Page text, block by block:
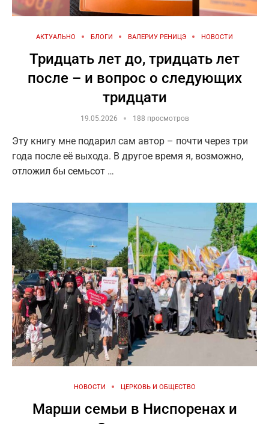
АКТУАЛЬНО БЛОГИ ВАЛЕРИУ РЕНИЦЭ НОВОСТИ
Тридцать лет до, тридцать лет
после – и вопрос о следующих
тридцати
19.05.2026 188 просмотров
Эту книгу мне подарил сам автор – почти через три
года после её выхода. В другое время я, возможно,
отложил бы семьсот …
НОВОСТИ ЦЕРКОВЬ И ОБЩЕСТВО
Марши семьи в Ниспоренах и